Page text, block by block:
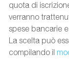
quota di
verranno
spese bancarie
La scelta può
compilando il